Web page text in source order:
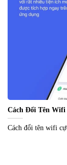
Cách Đổi Tên Wifi
Cách đổi tên wifi